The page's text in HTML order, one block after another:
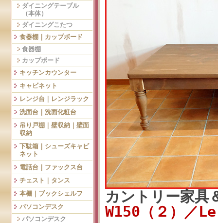
ダイニングテーブル
（本体）
ダイニングこたつ
食器棚｜カップボード
食器棚
カップボード
キッチンカウンター
キャビネット
レンジ台｜レンジラック
洗面台｜洗面化粧台
吊り戸棚｜壁収納｜壁面
収納
下駄箱｜シューズキャビ
ネット
電話台｜ファックス台
チェスト｜タンス
本棚｜ブックシェルフ
パソコンデスク
パソコンデスク
カントリー家
W150（２）／